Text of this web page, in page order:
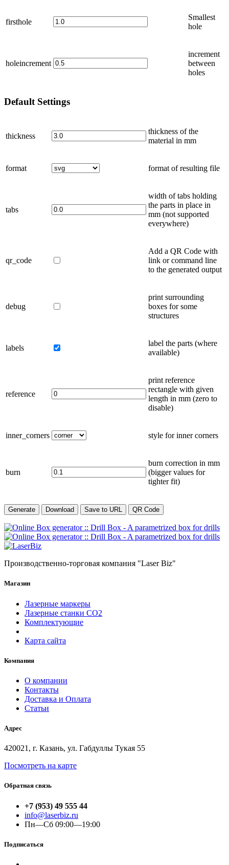
firsthole
Smallest
hole
holeincrement
increment
between
holes
Default Settings
thickness
thickness of the
material in mm
format format of resulting file
tabs
width of tabs holding
the parts in place in
mm (not supported
everywhere)
qr_code
Add a QR Code with
link or command line
to the generated output
debug
print surrounding
boxes for some
structures
labels
label the parts (where
available)
reference
print reference
rectangle with given
length in mm (zero to
disable)
inner_corners style for inner corners
burn
burn correction in mm
(bigger values for
tighter fit)
Generate Download Save to URL QR Code
Производственно-торговая компания "Laser Biz"
Магазин
Лазерные маркеры
Лазерные станки СО2
Комплектующие
Карта сайта
Компания
О компании
Контакты
Доставка и Оплата
Статьи
Адрес
420021, г. Казань, ул. Габдуллы Тукая 55
Посмотреть на карте
Обратная связь
+7 (953) 49 555 44
info@laserbiz.ru
Пн—Сб 09:00—19:00
Подписаться